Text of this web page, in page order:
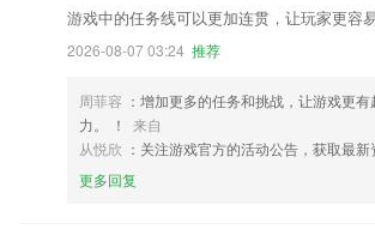
游戏中的任务线可以更加连贯，让玩家更容
2026-08-07 03:24 推荐
周菲容 ：增加更多的任务和挑战，让游戏更
力。 ！
来自
从悦欣 ：关注游戏官方的活动公告，获取最新
更多回复